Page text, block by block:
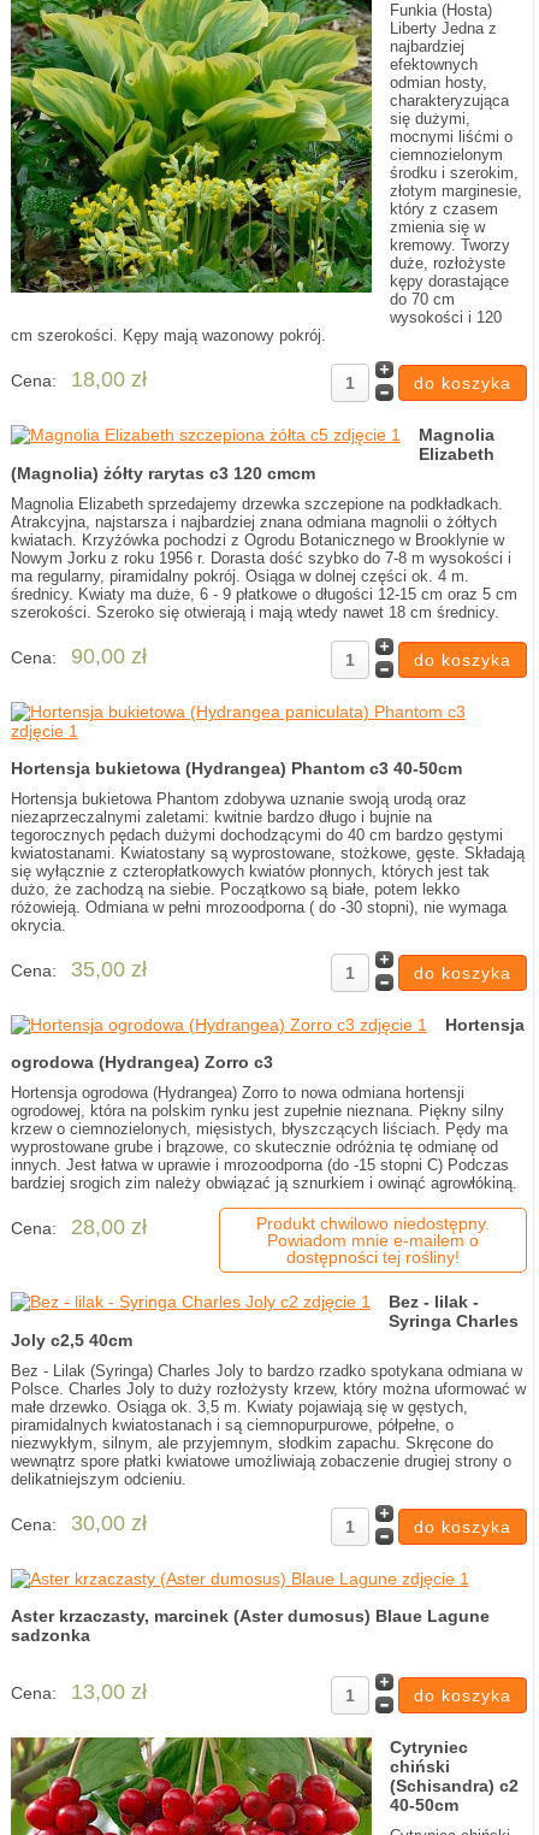
Funkia (Hosta)
Liberty Jedna z
najbardziej
efektownych
odmian hosty,
charakteryzująca
się dużymi,
mocnymi liśćmi o
ciemnozielonym
środku i szerokim,
złotym marginesie,
który z czasem
zmienia się w
kremowy. Tworzy
duże, rozłożyste
kępy dorastające
do 70 cm
wysokości i 120
cm szerokości. Kępy mają wazonowy pokrój.
Cena: 18,00 zł
Magnolia
Elizabeth
(Magnolia) żółty rarytas c3 120 cmcm
Magnolia Elizabeth sprzedajemy drzewka szczepione na podkładkach.
Atrakcyjna, najstarsza i najbardziej znana odmiana magnolii o żółtych
kwiatach. Krzyżówka pochodzi z Ogrodu Botanicznego w Brooklynie w
Nowym Jorku z roku 1956 r. Dorasta dość szybko do 7-8 m wysokości i
ma regularny, piramidalny pokrój. Osiąga w dolnej części ok. 4 m.
średnicy. Kwiaty ma duże, 6 - 9 płatkowe o długości 12-15 cm oraz 5 cm
szerokości. Szeroko się otwierają i mają wtedy nawet 18 cm średnicy.
Cena: 90,00 zł
Hortensja bukietowa (Hydrangea) Phantom c3 40-50cm
Hortensja bukietowa Phantom zdobywa uznanie swoją urodą oraz
niezaprzeczalnymi zaletami: kwitnie bardzo długo i bujnie na
tegorocznych pędach dużymi dochodzącymi do 40 cm bardzo gęstymi
kwiatostanami. Kwiatostany są wyprostowane, stożkowe, gęste. Składają
się wyłącznie z czteropłatkowych kwiatów płonnych, których jest tak
dużo, że zachodzą na siebie. Początkowo są białe, potem lekko
różowieją. Odmiana w pełni mrozoodporna ( do -30 stopni), nie wymaga
okrycia.
Cena: 35,00 zł
Hortensja
ogrodowa (Hydrangea) Zorro c3
Hortensja ogrodowa (Hydrangea) Zorro to nowa odmiana hortensji
ogrodowej, która na polskim rynku jest zupełnie nieznana. Piękny silny
krzew o ciemnozielonych, mięsistych, błyszczących liściach. Pędy ma
wyprostowane grube i brązowe, co skutecznie odróżnia tę odmianę od
innych. Jest łatwa w uprawie i mrozoodporna (do -15 stopni C) Podczas
bardziej srogich zim należy obwiązać ją sznurkiem i owinąć agrowłókiną.
Cena: 28,00 zł
Produkt chwilowo niedostępny.
Powiadom mnie e-mailem o
dostępności tej rośliny!
Bez - lilak -
Syringa Charles
Joly c2,5 40cm
Bez - Lilak (Syringa) Charles Joly to bardzo rzadko spotykana odmiana w
Polsce. Charles Joly to duży rozłożysty krzew, który można uformować w
małe drzewko. Osiąga ok. 3,5 m. Kwiaty pojawiają się w gęstych,
piramidalnych kwiatostanach i są ciemnopurpurowe, półpełne, o
niezwykłym, silnym, ale przyjemnym, słodkim zapachu. Skręcone do
wewnątrz spore płatki kwiatowe umożliwiają zobaczenie drugiej strony o
delikatniejszym odcieniu.
Cena: 30,00 zł
Aster krzaczasty, marcinek (Aster dumosus) Blaue Lagune
sadzonka
Cena: 13,00 zł
Cytryniec
chiński
(Schisandra) c2
40-50cm